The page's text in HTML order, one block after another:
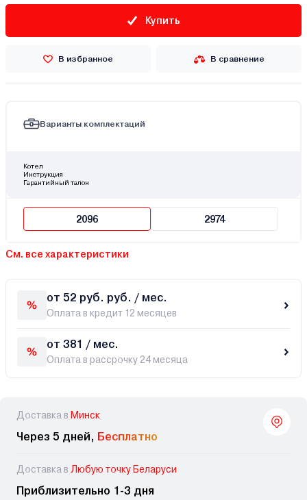
Купить
В избранное В сравнение
Варианты комплектаций
Котел
Инструкция
Гарантийный талон
2096 2974
См. все характеристики
от 52 руб. руб. / мес.
Оплата в кредит 12 месяцев
от 381 / мес.
Оплата в рассрочку 24 месяца
Доставка в Минск
Через 5 дней, Бесплатно
Доставка в Любую точку Беларуси
Приблизительно 1-3 дня